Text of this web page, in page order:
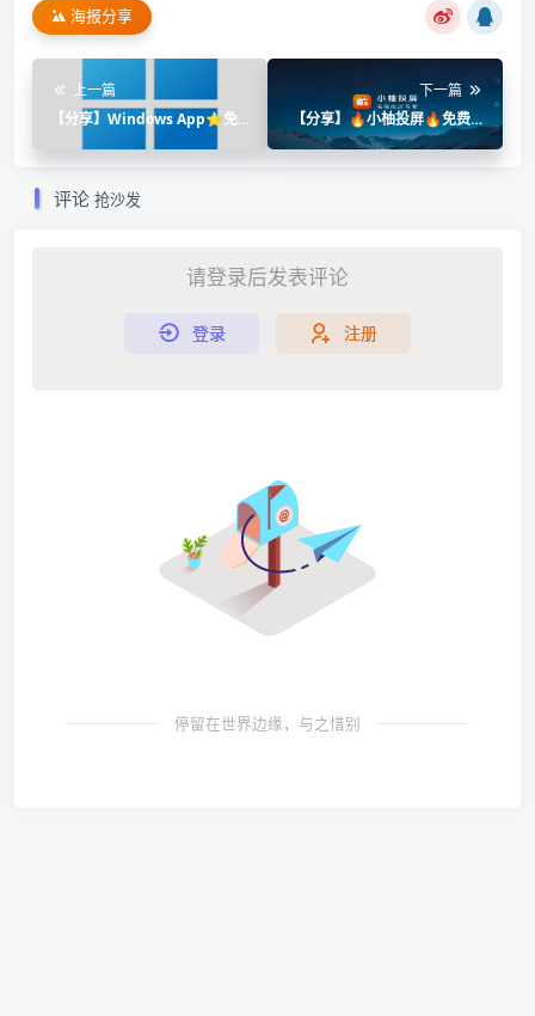
海报分享
上一篇
【分享】Windows App⭐免
下一篇
【分享】🔥小柚投屏🔥免费无
广🔥功能非常强大🔥
评论 抢沙发
请登录后发表评论
登录 注册
停留在世界边缘，与之惜别